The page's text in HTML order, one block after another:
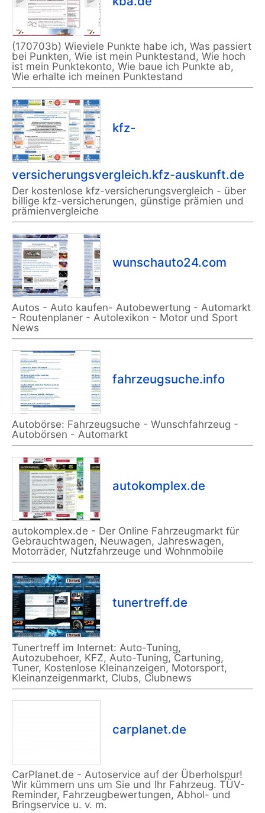
(170703b) Wieviele Punkte habe ich, Was passiert
bei Punkten, Wie ist mein Punktestand, Wie hoch
ist mein Punktekonto, Wie baue ich Punkte ab,
Wie erhalte ich meinen Punktestand
kfz-
versicherungsvergleich.kfz-auskunft.de
Der kostenlose kfz-versicherungsvergleich - über
billige kfz-versicherungen, günstige prämien und
prämienvergleiche
wunschauto24.com
Autos - Auto kaufen- Autobewertung - Automarkt
- Routenplaner - Autolexikon - Motor und Sport
News
fahrzeugsuche.info
Autobörse: Fahrzeugsuche - Wunschfahrzeug -
Autobörsen - Automarkt
autokomplex.de
autokomplex.de - Der Online Fahrzeugmarkt für
Gebrauchtwagen, Neuwagen, Jahreswagen,
Motorräder, Nutzfahrzeuge und Wohnmobile
tunertreff.de
Tunertreff im Internet: Auto-Tuning,
Autozubehoer, KFZ, Auto-Tuning, Cartuning,
Tuner, Kostenlose Kleinanzeigen, Motorsport,
Kleinanzeigenmarkt, Clubs, Clubnews
carplanet.de
CarPlanet.de - Autoservice auf der Überholspur!
Wir kümmern uns um Sie und Ihr Fahrzeug. TÜV-
Reminder, Fahrzeugbewertungen, Abhol- und
Bringservice u. v. m.